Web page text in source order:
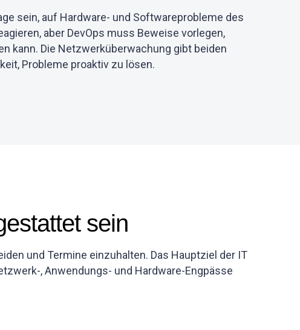
sein, auf Hardware- und Softwareprobleme des
aber DevOps muss Beweise vorlegen,
kann. Die Netzwerküberwachung gibt beiden
Probleme proaktiv zu lösen.
sein
und Termine einzuhalten. Das Hauptziel der IT
, Anwendungs- und Hardware-Engpässe